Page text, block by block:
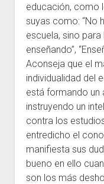
educación, como
suyas como: “No
escuela, sino para
enseñando”,
Aconseja que el
individualidad del
está formando un
instruyendo un
contra los
entredicho el
manifiesta sus
bueno en ello
son los más